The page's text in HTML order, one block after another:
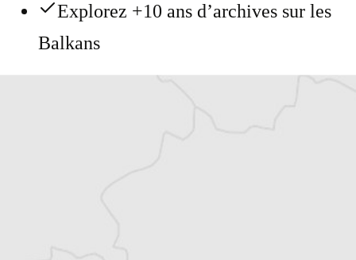
Explorez +10 ans d’archives sur les
Balkans